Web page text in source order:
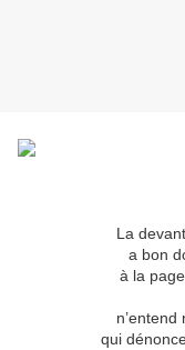
La
a bon
à la
qui